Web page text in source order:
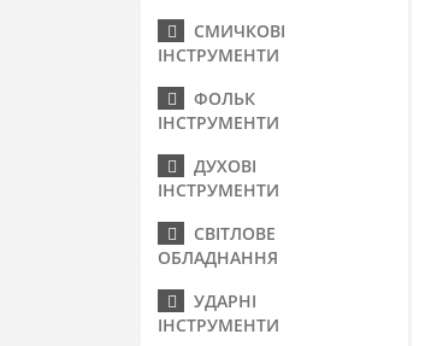
СМИЧКОВІ
ІНСТРУМЕНТИ
ФОЛЬК
ІНСТРУМЕНТИ
ДУХОВІ
ІНСТРУМЕНТИ
СВІТЛОВЕ
ОБЛАДНАННЯ
УДАРНІ
ІНСТРУМЕНТИ